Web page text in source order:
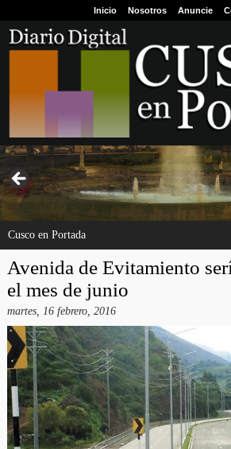
Inicio Nosotros Anuncie
Cusco en Portada
Avenida de Evitamiento
el mes de junio
martes, 16 febrero, 2016